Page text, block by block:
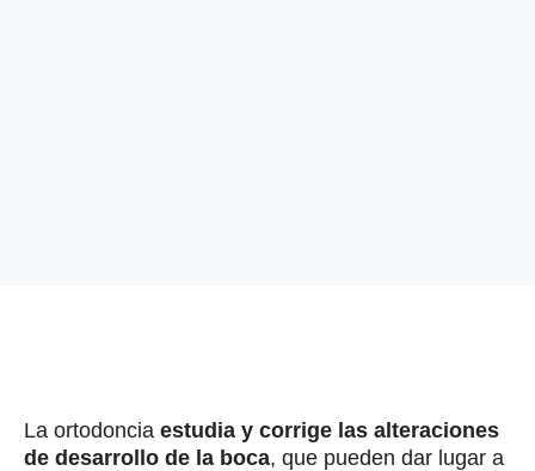
La ortodoncia estudia y corrige las alteraciones
de desarrollo de la boca, que pueden dar lugar a